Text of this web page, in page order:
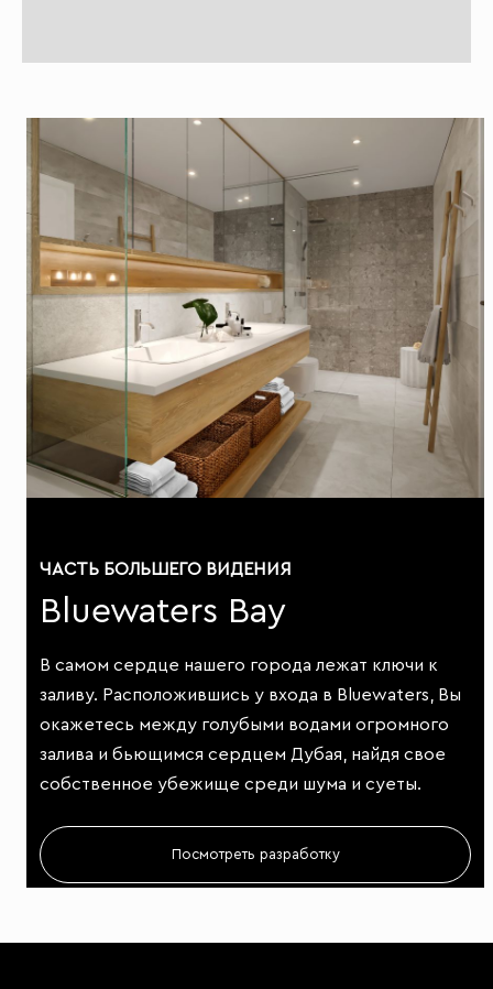
ЧАСТЬ БОЛЬШЕГО ВИДЕНИЯ
Bluewaters Bay
В самом сердце нашего города лежат ключи к
заливу. Расположившись у входа в Bluewaters, Вы
окажетесь между голубыми водами огромного
залива и бьющимся сердцем Дубая, найдя свое
собственное убежище среди шума и суеты.
Посмотреть разработку